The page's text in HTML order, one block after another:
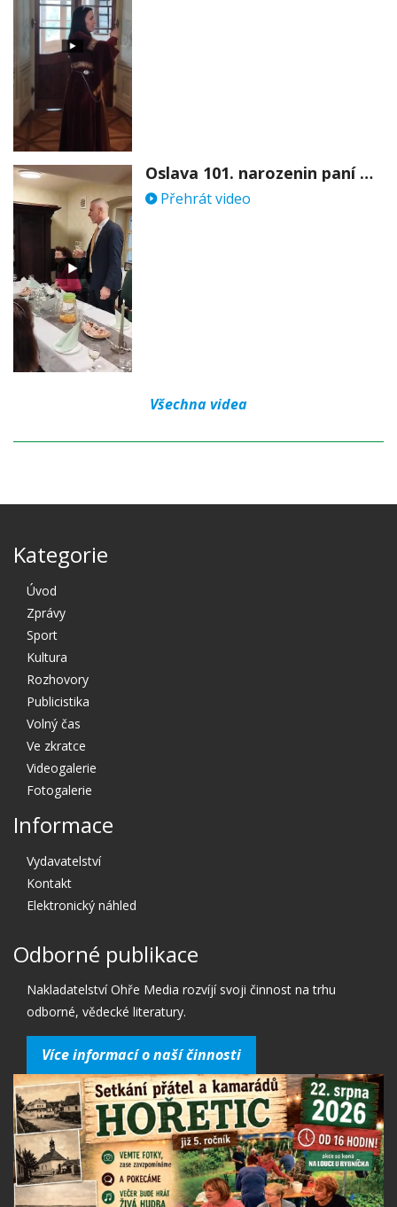
Oslava 101. narozenin paní Věry Skořepové
Přehrát video
Všechna videa
Kategorie
Úvod
Zprávy
Sport
Kultura
Rozhovory
Publicistika
Volný čas
Ve zkratce
Videogalerie
Fotogalerie
Informace
Vydavatelství
Kontakt
Elektronický náhled
Odborné publikace
Nakladatelství Ohře Media rozvíjí svoji činnost na trhu
odborné, vědecké literatury.
Více informací o naší činnosti